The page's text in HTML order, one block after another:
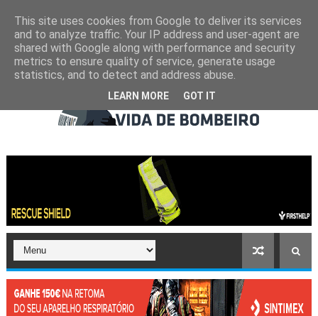
This site uses cookies from Google to deliver its services
and to analyze traffic. Your IP address and user-agent are
shared with Google along with performance and security
metrics to ensure quality of service, generate usage
statistics, and to detect and address abuse.
LEARN MORE GOT IT